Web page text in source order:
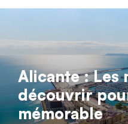
Alicante : Les
découvrir
mémorable